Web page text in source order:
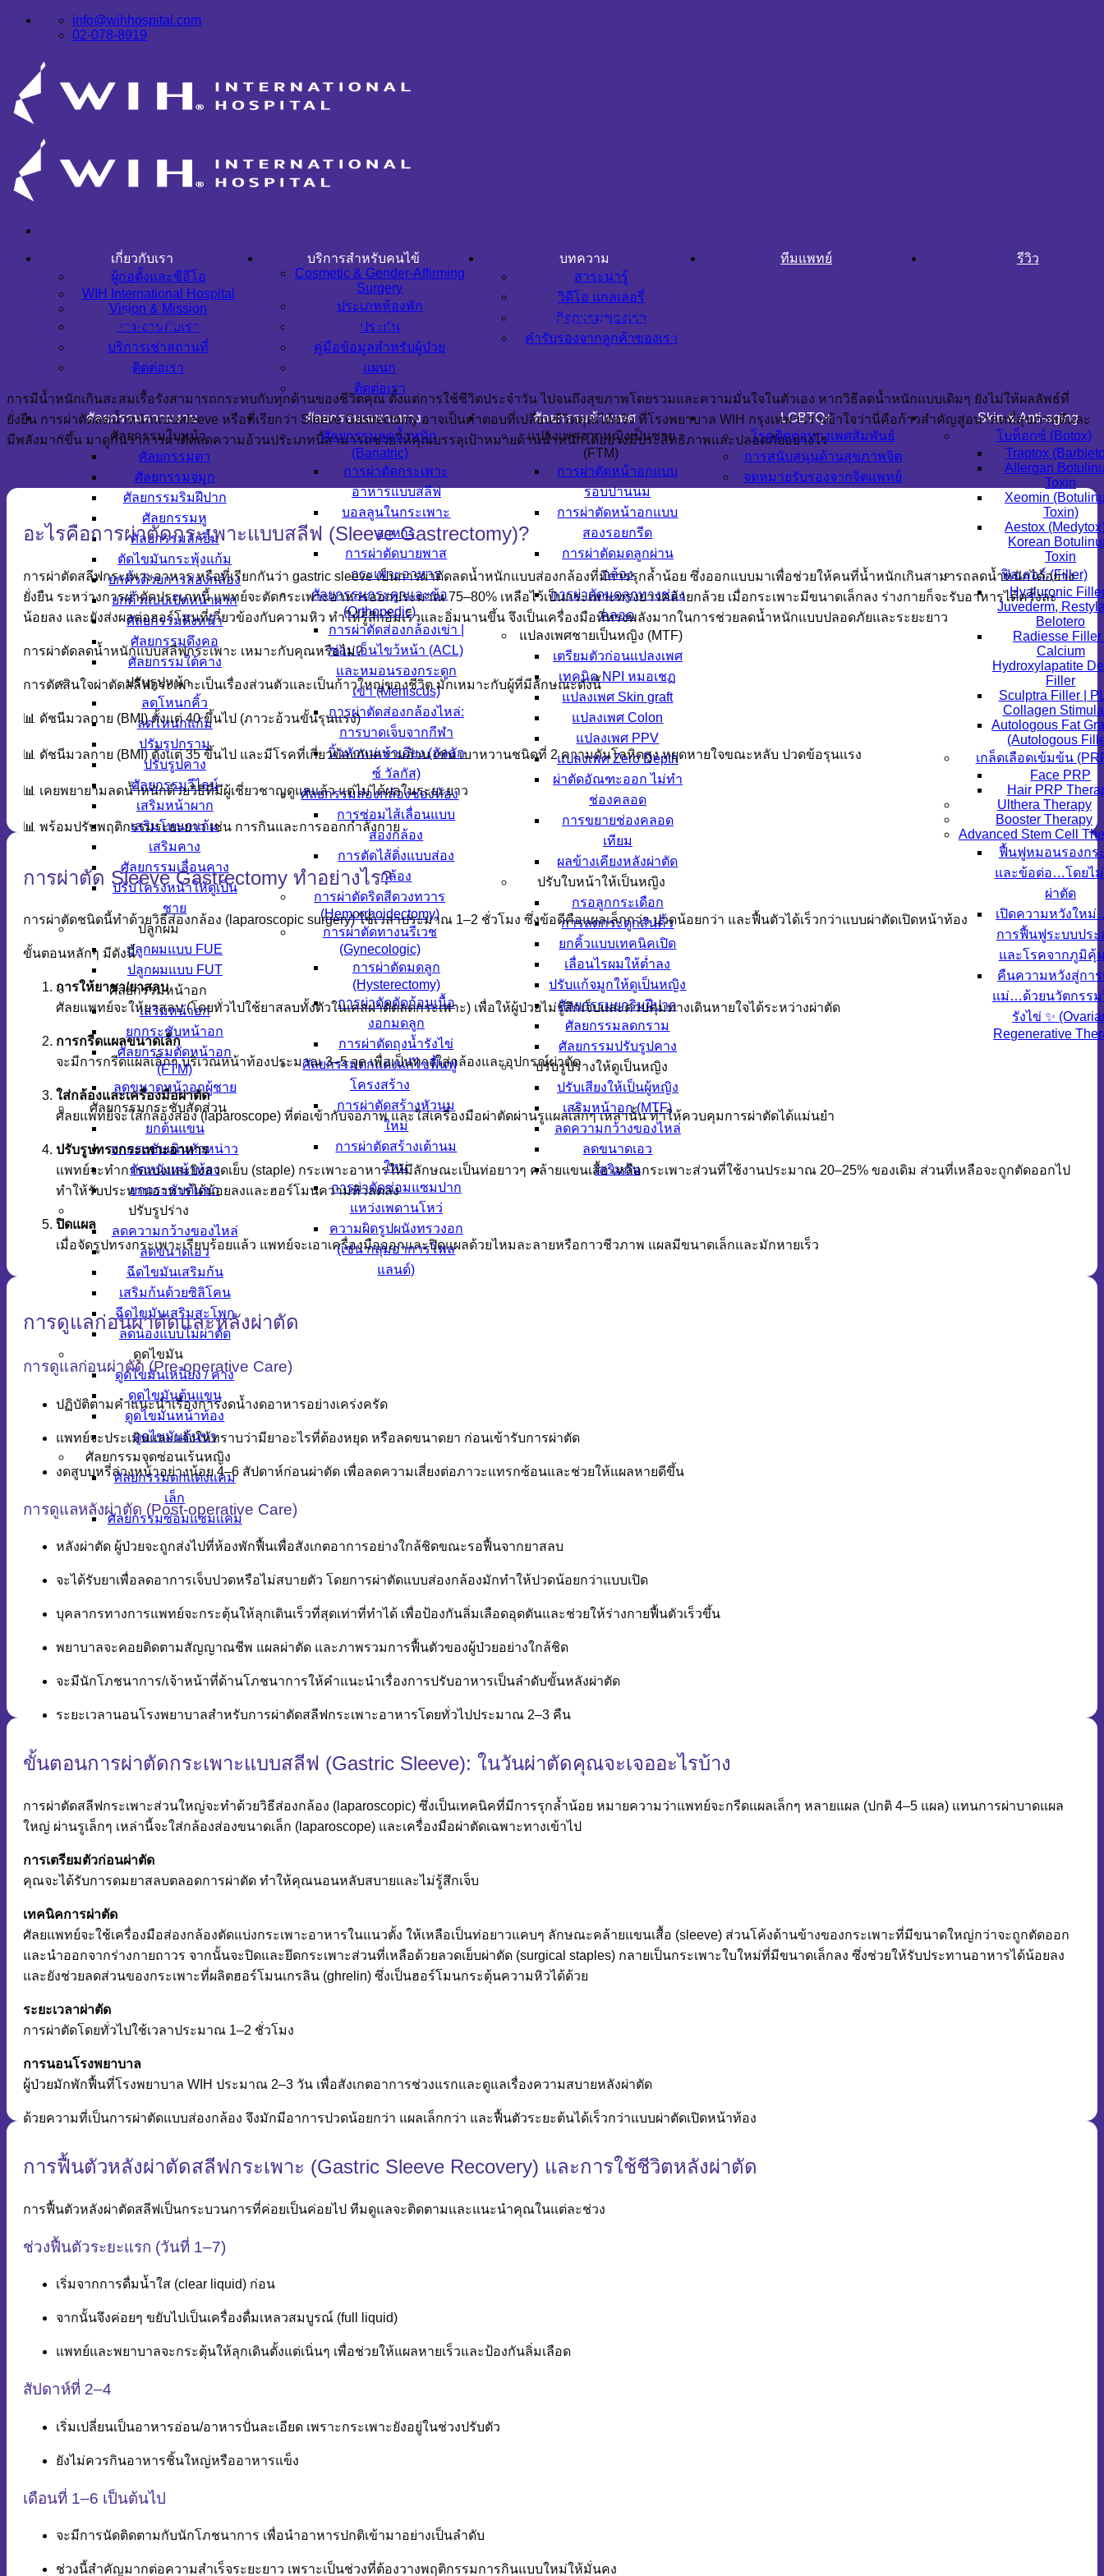
info@wihhospital.com
02-078-8919
เกี่ยวกับเรา
ผู้ก่อตั้งและซีอีโอ
WIH International Hospital
Vision & Mission
ร่วมงานกับเรา
บริการเช่าสถานที่
ติดต่อเรา
บริการสำหรับคนไข้
Cosmetic & Gender-Affirming
Surgery
ประเภทห้องพัก
ประกัน
คู่มือข้อมูลสำหรับผู้ป่วย
แผนก
ติดต่อเรา
บทความ
สาระน่ารู้
วิดีโอ แกลเลอรี่
กิจกรรมของเรา
คำรับรองจากลูกค้าของเรา
ทีมแพทย์ รีวิว
ศัลยกรรมความงาม
ศัลยกรรมใบหน้า
ศัลยกรรมตา
ศัลยกรรมจมูก
ศัลยกรรมริมฝีปาก
ศัลยกรรมหู
ศัลยกรรมลักยิ้ม
ตัดไขมันกระพุ้งแก้ม
ยกคิ้วด้วยการส่องกล้อง
ยกคิ้วแบบเปิดหน้าผาก
ศัลยกรรมดึงหน้า
ศัลยกรรมดึงคอ
ศัลยกรรมใต้คาง
ปรับรูปหน้า
ลดโหนกคิ้ว
ลดโหนกแก้ม
ปรับรูปกราม
ปรับรูปคาง
ศัลยกรรมวีไลน์
เสริมหน้าผาก
เสริมโหนกแก้ม
เสริมคาง
ศัลยกรรมเลื่อนคาง
ปรับโครงหน้าให้ดูเป็น
ชาย
ปลูกผม
ปลูกผมแบบ FUE
ปลูกผมแบบ FUT
ศัลยกรรมหน้าอก
เสริมหน้าอก
ยกกระชับหน้าอก
ศัลยกรรมตัดหน้าอก
(FTM)
ลดขนาดหน้าอกผู้ชาย
ศัลยกรรมกระชับสัดส่วน
ยกต้นแขน
ยกกระชับเนินหัวหน่าว
ตัดหนังหน้าท้อง
ยกกระชับต้นขา
ปรับรูปร่าง
ลดความกว้างของไหล่
ลดขนาดเอว
ฉีดไขมันเสริมก้น
เสริมก้นด้วยซิลิโคน
ฉีดไขมันเสริมสะโพก
ลดน่องแบบไม่ผ่าตัด
ดูดไขมัน
ดูดไขมันเหนียง / คาง
ดูดไขมันต้นแขน
ดูดไขมันหน้าท้อง
ดูดไขมันต้นขา
ศัลยกรรมจุดซ่อนเร้นหญิง
ศัลยกรรมตกแต่งแคม
เล็ก
ศัลยกรรมซ่อมแซมแคม
ศัลยกรรมเฉพาะทาง
ศัลยกรรมลดน้ำหนัก
(Bariatric)
การผ่าตัดกระเพาะ
อาหารแบบสลีฟ
บอลลูนในกระเพาะ
อาหาร
การผ่าตัดบายพาส
กระเพาะอาหาร
ศัลยกรรมกระดูกและข้อ
(Orthopedic)
การผ่าตัดส่องกล้องเข่า |
ซ่อมเอ็นไขว้หน้า (ACL)
และหมอนรองกระดูก
เข่า (Meniscus)
การผ่าตัดส่องกล้องไหล่:
การบาดเจ็บจากกีฬา
นิ้วหัวแม่เท้าเอียง (ฮัลลัก
ซ์ วัลกัส)
ศัลยกรรมส่องกล้องช่องท้อง
การซ่อมไส้เลื่อนแบบ
ส่องกล้อง
การตัดไส้ติ่งแบบส่อง
กล้อง
การผ่าตัดริดสีดวงทวาร
(Hemorrhoidectomy)
การผ่าตัดทางนรีเวช
(Gynecologic)
การผ่าตัดมดลูก
(Hysterectomy)
การผ่าตัดตัดก้อนเนื้อ
งอกมดลูก
การผ่าตัดถุงน้ำรังไข่
ศัลยกรรมตกแต่งแก้ไขฟื้นฟู
โครงสร้าง
การผ่าตัดสร้างหัวนม
ใหม่
การผ่าตัดสร้างเต้านม
ใหม่
การผ่าตัดซ่อมแซมปาก
แหว่งเพดานโหว่
ความผิดรูปผนังทรวงอก
(เช่น กลุ่มอาการโพล
แลนด์)
ศัลยกรรมข้ามเพศ
แปลงเพศจากหญิงเป็นชาย
(FTM)
การผ่าตัดหน้าอกแบบ
รอบปานนม
การผ่าตัดหน้าอกแบบ
สองรอยกรีด
การผ่าตัดมดลูกผ่าน
กล้อง
การผ่าตัดมดลูกทางช่อง
คลอด
แปลงเพศชายเป็นหญิง (MTF)
เตรียมตัวก่อนแปลงเพศ
เทคนิค NPI หมอเชฏ
แปลงเพศ Skin graft
แปลงเพศ Colon
แปลงเพศ PPV
แปลงเพศ Zero Depth
ผ่าตัดอัณฑะออก ไม่ทำ
ช่องคลอด
การขยายช่องคลอด
เทียม
ผลข้างเคียงหลังผ่าตัด
ปรับใบหน้าให้เป็นหญิง
กรอลูกกระเดือก
การลดกระดูกสันคิ้ว
ยกคิ้วแบบเทคนิคเปิด
เลื่อนไรผมให้ต่ำลง
ปรับแก้จมูกให้ดูเป็นหญิง
ศัลยกรรมยกริมฝีปาก
ศัลยกรรมลดกราม
ศัลยกรรมปรับรูปคาง
ปรับรูปร่างให้ดูเป็นหญิง
ปรับเสียงให้เป็นผู้หญิง
เสริมหน้าอก (MTF)
ลดความกว้างของไหล่
ลดขนาดเอว
เสริมก้น
LGBTQ+
โรคติดต่อทางเพศสัมพันธ์
การสนับสนุนด้านสุขภาพจิต
จดหมายรับรองจากจิตแพทย์
Skin & Anti-aging
โบท็อกซ์ (Botox)
Traptox
Allergan
Toxin
Xeomin
Toxin)
Aestox
Korean
Toxin
ฟิลเลอร์ (Filler)
Hyaluronic
Juvederm,
Belotero
Radiesse Filler
Calcium
Hydroxylapatite
Filler
Sculptra Filler |
Collagen
Autologous Fat
(Autologous
เกล็ดเลือดเข้มข้น
Face PRP
Hair PRP
Ulthera Therapy
Booster Therapy
Advanced Stem Cell
ฟื้นฟูหมอนรองกร
และข้อต่อ…โดยไ
ผ่าตัด
เปิดความหวังใหม่
การฟื้นฟูระบบประ
และโรคจากภูมิคุ้
คืนความหวังสู่การ
แม่…ด้วยนวัตกรร
รังไข่ ✨
Regenerative
การผ่าตัดลดขนาดกระเพาะอาหาร (Sleeve Gastrectomy) ที่โรงพยาบาล WIH International
การมีน้ำหนักเกินสะสมเรื้อรังสามารถกระทบกับทุกด้านของชีวิตคุณ ตั้งแต่การใช้ชีวิตประจำวัน ไปจนถึงสุขภาพโดยรวมและความมั่นใจในตัวเอง หากวิธีลดน้ำหนักแบบเดิมๆ ยังไม่ให้ผลลัพธ์ที่
ยั่งยืน การผ่าตัดลดน้ำหนักแบบสleeve หรือที่เรียกว่า Sleeve Gastrectomy อาจเป็นคำตอบที่เปลี่ยนชีวิตคุณได้จริง ที่โรงพยาบาล WIH กรุงเทพฯ เราเข้าใจว่านี่คือก้าวสำคัญสู่อนาคตที่สุขภาพดีและ
มีพลังมากขึ้น มาดูกันว่าการผ่าตัดลดความอ้วนประเภทนี้สามารถช่วยให้คุณบรรลุเป้าหมายด้านน้ำหนักได้อย่างมีประสิทธิภาพและปลอดภัยอย่างไร
อะไรคือการผ่าตัดกระเพาะแบบสลีฟ (Sleeve Gastrectomy)?
การผ่าตัดสลีฟกระเพาะอาหาร หรือที่เรียกกันว่า gastric sleeve เป็นการผ่าตัดลดน้ำหนักแบบส่องกล้องที่มีการรุกล้ำน้อย ซึ่งออกแบบมาเพื่อช่วยให้คนที่น้ำหนักเกินสามารถลดน้ำหนักได้อย่าง
ยั่งยืน ระหว่างการผ่าตัดประเภทนี้ แพทย์จะตัดกระเพาะอาหารออกประมาณ 75–80% เหลือไว้เป็นกระเพาะทรงยาวคล้ายกล้วย เมื่อกระเพาะมีขนาดเล็กลง ร่างกายก็จะรับอาหารได้ครั้งละ
น้อยลง และยังส่งผลต่อฮอร์โมนที่เกี่ยวข้องกับความหิว ทำให้รู้สึกอิ่มเร็วและอิ่มนานขึ้น จึงเป็นเครื่องมือที่ทรงพลังมากในการช่วยลดน้ำหนักแบบปลอดภัยและระยะยาว
การผ่าตัดลดน้ำหนักแบบสลีฟกระเพาะ เหมาะกับคุณหรือไม่?
การตัดสินใจผ่าตัดสลีฟกระเพาะเป็นเรื่องส่วนตัวและเป็นก้าวใหญ่ของชีวิต มักเหมาะกับผู้ที่มีลักษณะดังนี้
📊 ดัชนีมวลกาย (BMI) ตั้งแต่ 40 ขึ้นไป (ภาวะอ้วนขั้นรุนแรง)
📊 ดัชนีมวลกาย (BMI) ตั้งแต่ 35 ขึ้นไป และมีโรคที่เกี่ยวข้องกับความอ้วน เช่น เบาหวานชนิดที่ 2 ความดันโลหิตสูง หยุดหายใจขณะหลับ ปวดข้อรุนแรง
📊 เคยพยายามลดน้ำหนักด้วยวิธีที่มีผู้เชี่ยวชาญดูแลแล้ว แต่ไม่ได้ผลในระยะยาว
📊 พร้อมปรับพฤติกรรมระยะยาว เช่น การกินและการออกกำลังกาย
การผ่าตัด Sleeve Gastrectomy ทำอย่างไร?
การผ่าตัดชนิดนี้ทำด้วยวิธีส่องกล้อง (laparoscopic surgery) ใช้เวลาประมาณ 1–2 ชั่วโมง ซึ่งข้อดีคือแผลเล็กกว่า ปวดน้อยกว่า และฟื้นตัวได้เร็วกว่าแบบผ่าตัดเปิดหน้าท้อง
ขั้นตอนหลักๆ มีดังนี้
การให้ยาชา/ยาสลบ
ศัลยแพทย์จะให้ยาสลบ (โดยทั่วไปใช้ยาสลบทั้งตัวในเคสผ่าตัดลดกระเพาะ) เพื่อให้ผู้ป่วยไม่รู้สึกเจ็บและควบคุมทางเดินหายใจได้ระหว่างผ่าตัด
การกรีดแผลขนาดเล็ก
จะมีการกรีดแผลเล็กๆ บริเวณหน้าท้องประมาณ 3–5 จุด เพื่อเป็นทางใส่กล้องและอุปกรณ์ผ่าตัด
ใส่กล้องและเครื่องมือผ่าตัด
ศัลยแพทย์จะใส่กล้องส่อง (laparoscope) ที่ต่อเข้ากับจอภาพ และใส่เครื่องมือผ่าตัดผ่านรูแผลเล็กๆ เหล่านั้น ทำให้ควบคุมการผ่าตัดได้แม่นยำ
ปรับรูปทรงกระเพาะอาหาร
แพทย์จะทำการแบ่งและยิงลวดเย็บ (staple) กระเพาะอาหารให้มีลักษณะเป็นท่อยาวๆ คล้ายแขนเสื้อ เหลือกระเพาะส่วนที่ใช้งานประมาณ 20–25% ของเดิม ส่วนที่เหลือจะถูกตัดออกไป
ทำให้รับประทานอาหารได้น้อยลงและฮอร์โมนความหิวลดลง
ปิดแผล
เมื่อจัดรูปทรงกระเพาะเรียบร้อยแล้ว แพทย์จะเอาเครื่องมือออกและปิดแผลด้วยไหมละลายหรือกาวชีวภาพ แผลมีขนาดเล็กและมักหายเร็ว
การดูแลก่อนผ่าตัดและหลังผ่าตัด
การดูแลก่อนผ่าตัด (Pre-operative Care)
ปฏิบัติตามคำแนะนำเรื่องการงดน้ำงดอาหารอย่างเคร่งครัด
แพทย์จะประเมินและแจ้งให้ทราบว่ามียาอะไรที่ต้องหยุด หรือลดขนาดยา ก่อนเข้ารับการผ่าตัด
งดสูบบุหรี่ล่วงหน้าอย่างน้อย 4–6 สัปดาห์ก่อนผ่าตัด เพื่อลดความเสี่ยงต่อภาวะแทรกซ้อนและช่วยให้แผลหายดีขึ้น
การดูแลหลังผ่าตัด (Post-operative Care)
หลังผ่าตัด ผู้ป่วยจะถูกส่งไปที่ห้องพักฟื้นเพื่อสังเกตอาการอย่างใกล้ชิดขณะรอฟื้นจากยาสลบ
จะได้รับยาเพื่อลดอาการเจ็บปวดหรือไม่สบายตัว โดยการผ่าตัดแบบส่องกล้องมักทำให้ปวดน้อยกว่าแบบเปิด
บุคลากรทางการแพทย์จะกระตุ้นให้ลุกเดินเร็วที่สุดเท่าที่ทำได้ เพื่อป้องกันลิ่มเลือดอุดตันและช่วยให้ร่างกายฟื้นตัวเร็วขึ้น
พยาบาลจะคอยติดตามสัญญาณชีพ แผลผ่าตัด และภาพรวมการฟื้นตัวของผู้ป่วยอย่างใกล้ชิด
จะมีนักโภชนาการ/เจ้าหน้าที่ด้านโภชนาการให้คำแนะนำเรื่องการปรับอาหารเป็นลำดับขั้นหลังผ่าตัด
ระยะเวลานอนโรงพยาบาลสำหรับการผ่าตัดสลีฟกระเพาะอาหารโดยทั่วไปประมาณ 2–3 คืน
ขั้นตอนการผ่าตัดกระเพาะแบบสลีฟ (Gastric Sleeve): ในวันผ่าตัดคุณจะเจออะไรบ้าง
การผ่าตัดสลีฟกระเพาะส่วนใหญ่จะทำด้วยวิธีส่องกล้อง (laparoscopic) ซึ่งเป็นเทคนิคที่มีการรุกล้ำน้อย หมายความว่าแพทย์จะกรีดแผลเล็กๆ หลายแผล (ปกติ 4–5 แผล) แทนการผ่าบาดแผล
ใหญ่ ผ่านรูเล็กๆ เหล่านี้จะใส่กล้องส่องขนาดเล็ก (laparoscope) และเครื่องมือผ่าตัดเฉพาะทางเข้าไป
การเตรียมตัวก่อนผ่าตัด
คุณจะได้รับการดมยาสลบตลอดการผ่าตัด ทำให้คุณนอนหลับสบายและไม่รู้สึกเจ็บ
เทคนิคการผ่าตัด
ศัลยแพทย์จะใช้เครื่องมือส่องกล้องตัดแบ่งกระเพาะอาหารในแนวตั้ง ให้เหลือเป็นท่อยาวแคบๆ ลักษณะคล้ายแขนเสื้อ (sleeve) ส่วนโค้งด้านข้างของกระเพาะที่มีขนาดใหญ่กว่าจะถูกตัดออก
และนำออกจากร่างกายถาวร จากนั้นจะปิดและยึดกระเพาะส่วนที่เหลือด้วยลวดเย็บผ่าตัด (surgical staples) กลายเป็นกระเพาะใบใหม่ที่มีขนาดเล็กลง ซึ่งช่วยให้รับประทานอาหารได้น้อยลง
และยังช่วยลดส่วนของกระเพาะที่ผลิตฮอร์โมนเกรลิน (ghrelin) ซึ่งเป็นฮอร์โมนกระตุ้นความหิวได้ด้วย
ระยะเวลาผ่าตัด
การผ่าตัดโดยทั่วไปใช้เวลาประมาณ 1–2 ชั่วโมง
การนอนโรงพยาบาล
ผู้ป่วยมักพักฟื้นที่โรงพยาบาล WIH ประมาณ 2–3 วัน เพื่อสังเกตอาการช่วงแรกและดูแลเรื่องความสบายหลังผ่าตัด
ด้วยความที่เป็นการผ่าตัดแบบส่องกล้อง จึงมักมีอาการปวดน้อยกว่า แผลเล็กกว่า และฟื้นตัวระยะต้นได้เร็วกว่าแบบผ่าตัดเปิดหน้าท้อง
การฟื้นตัวหลังผ่าตัดสลีฟกระเพาะ (Gastric Sleeve Recovery) และการใช้ชีวิตหลังผ่าตัด
การฟื้นตัวหลังผ่าตัดสลีฟเป็นกระบวนการที่ค่อยเป็นค่อยไป ทีมดูแลจะติดตามและแนะนำคุณในแต่ละช่วง
ช่วงฟื้นตัวระยะแรก (วันที่ 1–7)
เริ่มจากการดื่มน้ำใส (clear liquid) ก่อน
จากนั้นจึงค่อยๆ ขยับไปเป็นเครื่องดื่มเหลวสมบูรณ์ (full liquid)
แพทย์และพยาบาลจะกระตุ้นให้ลุกเดินตั้งแต่เนิ่นๆ เพื่อช่วยให้แผลหายเร็วและป้องกันลิ่มเลือด
สัปดาห์ที่ 2–4
เริ่มเปลี่ยนเป็นอาหารอ่อน/อาหารปั่นละเอียด เพราะกระเพาะยังอยู่ในช่วงปรับตัว
ยังไม่ควรกินอาหารชิ้นใหญ่หรืออาหารแข็ง
เดือนที่ 1–6 เป็นต้นไป
จะมีการนัดติดตามกับนักโภชนาการ เพื่อนำอาหารปกติเข้ามาอย่างเป็นลำดับ
ช่วงนี้สำคัญมากต่อความสำเร็จระยะยาว เพราะเป็นช่วงที่ต้องวางพฤติกรรมการกินแบบใหม่ให้มั่นคง